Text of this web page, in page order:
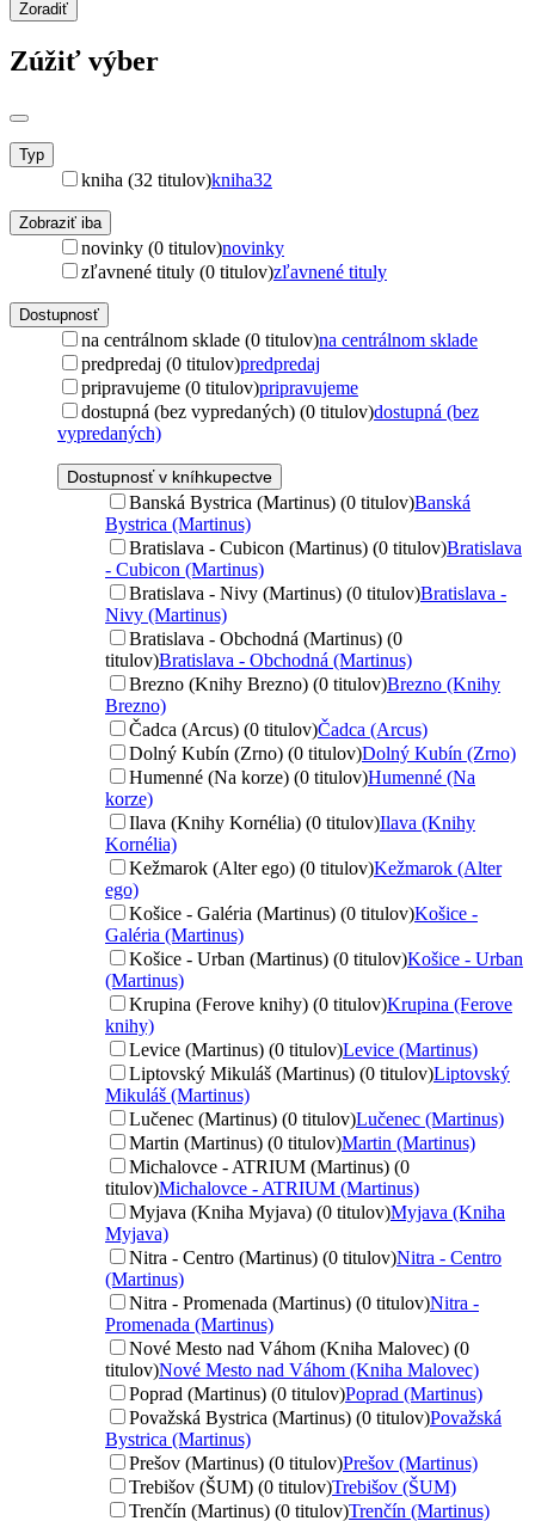
Zoradiť
Zúžiť výber
Typ
kniha (32 titulov)kniha32
Zobraziť iba
novinky (0 titulov)novinky
zľavnené tituly (0 titulov)zľavnené tituly
Dostupnosť
na centrálnom sklade (0 titulov)na centrálnom sklade
predpredaj (0 titulov)predpredaj
pripravujeme (0 titulov)pripravujeme
dostupná (bez vypredaných) (0 titulov)dostupná (bez
vypredaných)
Dostupnosť v kníhkupectve
Banská Bystrica (Martinus) (0 titulov)Banská
Bystrica (Martinus)
Bratislava - Cubicon (Martinus) (0 titulov)Bratislava
- Cubicon (Martinus)
Bratislava - Nivy (Martinus) (0 titulov)Bratislava -
Nivy (Martinus)
Bratislava - Obchodná (Martinus) (0
titulov)Bratislava - Obchodná (Martinus)
Brezno (Knihy Brezno) (0 titulov)Brezno (Knihy
Brezno)
Čadca (Arcus) (0 titulov)Čadca (Arcus)
Dolný Kubín (Zrno) (0 titulov)Dolný Kubín (Zrno)
Humenné (Na korze) (0 titulov)Humenné (Na
korze)
Ilava (Knihy Kornélia) (0 titulov)Ilava (Knihy
Kornélia)
Kežmarok (Alter ego) (0 titulov)Kežmarok (Alter
ego)
Košice - Galéria (Martinus) (0 titulov)Košice -
Galéria (Martinus)
Košice - Urban (Martinus) (0 titulov)Košice - Urban
(Martinus)
Krupina (Ferove knihy) (0 titulov)Krupina (Ferove
knihy)
Levice (Martinus) (0 titulov)Levice (Martinus)
Liptovský Mikuláš (Martinus) (0 titulov)Liptovský
Mikuláš (Martinus)
Lučenec (Martinus) (0 titulov)Lučenec (Martinus)
Martin (Martinus) (0 titulov)Martin (Martinus)
Michalovce - ATRIUM (Martinus) (0
titulov)Michalovce - ATRIUM (Martinus)
Myjava (Kniha Myjava) (0 titulov)Myjava (Kniha
Myjava)
Nitra - Centro (Martinus) (0 titulov)Nitra - Centro
(Martinus)
Nitra - Promenada (Martinus) (0 titulov)Nitra -
Promenada (Martinus)
Nové Mesto nad Váhom (Kniha Malovec) (0
titulov)Nové Mesto nad Váhom (Kniha Malovec)
Poprad (Martinus) (0 titulov)Poprad (Martinus)
Považská Bystrica (Martinus) (0 titulov)Považská
Bystrica (Martinus)
Prešov (Martinus) (0 titulov)Prešov (Martinus)
Trebišov (ŠUM) (0 titulov)Trebišov (ŠUM)
Trenčín (Martinus) (0 titulov)Trenčín (Martinus)